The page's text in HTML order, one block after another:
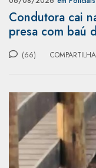
Condutora cai
presa com baú
(66)